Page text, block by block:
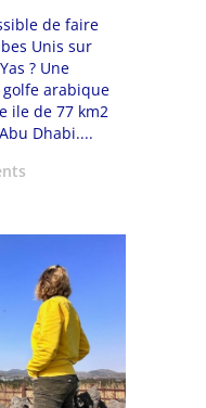
de faire
Unis sur
? Une
arabique
ile de 77 km2
Dhabi....